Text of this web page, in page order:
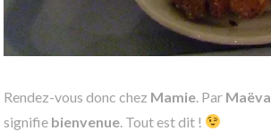
Rendez-vous donc chez Mamie. Par Maëva
signifie bienvenue. Tout est dit !